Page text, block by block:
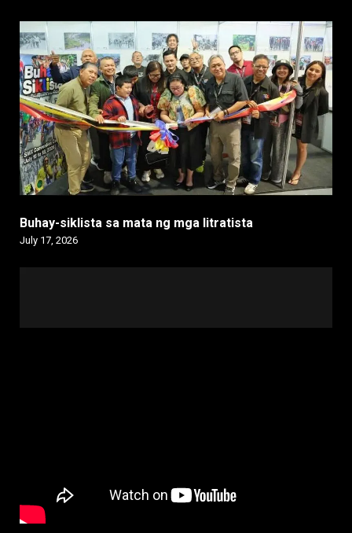
Buhay-siklista sa mata ng mga litratista
July 17, 2026